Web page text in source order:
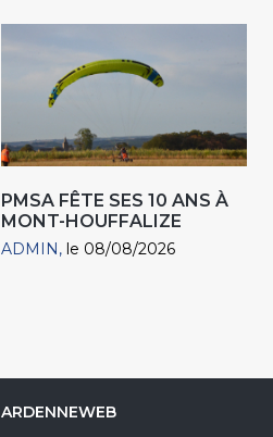
PMSA FÊTE SES 10 ANS À
MONT-HOUFFALIZE
ADMIN le 08/08/2026
ARDENNEWEB